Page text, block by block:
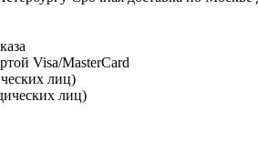
Visa/MasterCard
лиц)
лиц)